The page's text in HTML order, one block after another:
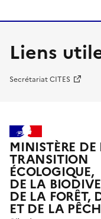
Liens
Secrétariat CITES
MINISTÈRE DE
TRANSITION
ÉCOLOGIQUE,
DE LA
DE LA FORÊT,
ET DE LA